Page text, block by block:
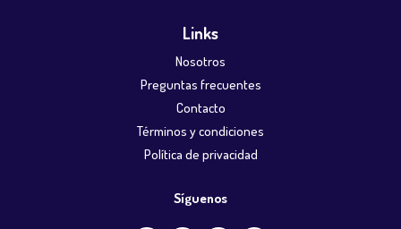
Links
Nosotros
Preguntas frecuentes
Contacto
Términos y condiciones
Política de privacidad
Síguenos